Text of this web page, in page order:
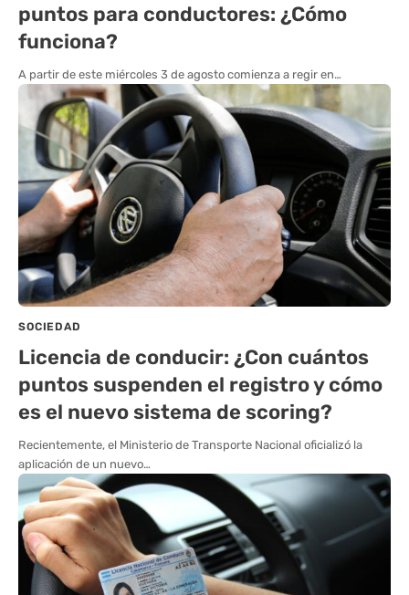
puntos para conductores: ¿Cómo
funciona?
A partir de este miércoles 3 de agosto comienza a regir en…
SOCIEDAD
Licencia de conducir: ¿Con cuántos
puntos suspenden el registro y cómo
es el nuevo sistema de scoring?
Recientemente, el Ministerio de Transporte Nacional oficializó la
aplicación de un nuevo…